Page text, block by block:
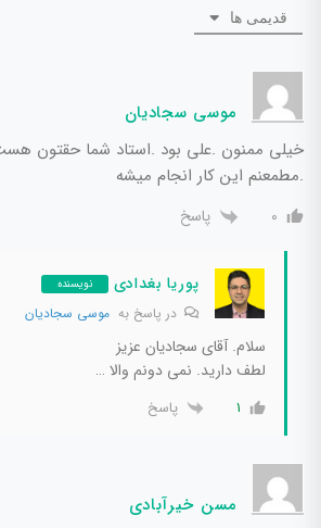
قدیمی ها
موسی سجادیان
خیلی ممنون .علی بود .استاد شما حقتون
.مطمعنم این کار انجام میشه
0 پاسخ
پوریا بغدادی نویسنده
در پاسخ به موسی سجادیان
سلام. آقای سجادیان عزیز
لطف دارید. نمی دونم والا …
1 پاسخ
مسن خیرآبادی